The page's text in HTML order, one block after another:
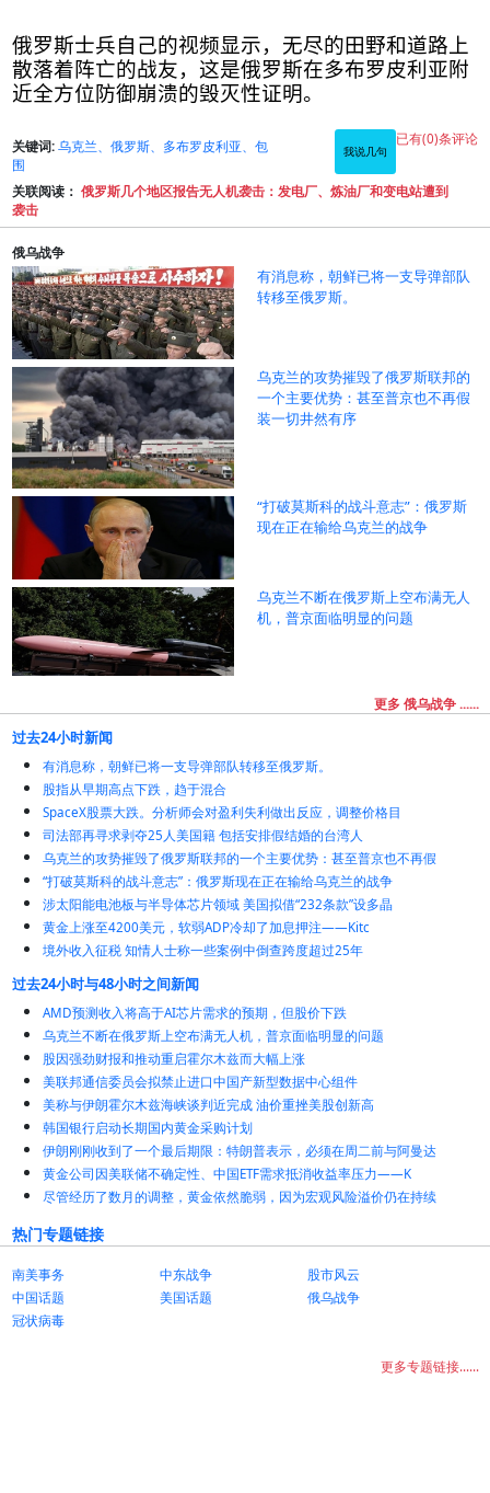
俄罗斯士兵自己的视频显示，无尽的田野和道路上
散落着阵亡的战友，这是俄罗斯在多布罗皮利亚附
近全方位防御崩溃的毁灭性证明。
关键词: 乌克兰、俄罗斯、多布罗皮利亚、包
围
我说几句
已有(0)条评论
关联阅读： 俄罗斯几个地区报告无人机袭击：发电厂、炼油厂和变电站遭到
袭击
俄乌战争
有消息称，朝鲜已将一支导弹部队
转移至俄罗斯。
乌克兰的攻势摧毁了俄罗斯联邦的
一个主要优势：甚至普京也不再假
装一切井然有序
“打破莫斯科的战斗意志”：俄罗斯
现在正在输给乌克兰的战争
乌克兰不断在俄罗斯上空布满无人
机，普京面临明显的问题
更多 俄乌战争 ......
过去24小时新闻
有消息称，朝鲜已将一支导弹部队转移至俄罗斯。
股指从早期高点下跌，趋于混合
SpaceX股票大跌。分析师会对盈利失利做出反应，调整价格目
司法部再寻求剥夺25人美国籍 包括安排假结婚的台湾人
乌克兰的攻势摧毁了俄罗斯联邦的一个主要优势：甚至普京也不再假
“打破莫斯科的战斗意志”：俄罗斯现在正在输给乌克兰的战争
涉太阳能电池板与半导体芯片领域 美国拟借“232条款”设多晶
黄金上涨至4200美元，软弱ADP冷却了加息押注——Kitc
境外收入征税 知情人士称一些案例中倒查跨度超过25年
过去24小时与48小时之间新闻
AMD预测收入将高于AI芯片需求的预期，但股价下跌
乌克兰不断在俄罗斯上空布满无人机，普京面临明显的问题
股因强劲财报和推动重启霍尔木兹而大幅上涨
美联邦通信委员会拟禁止进口中国产新型数据中心组件
美称与伊朗霍尔木兹海峡谈判近完成 油价重挫美股创新高
韩国银行启动长期国内黄金采购计划
伊朗刚刚收到了一个最后期限：特朗普表示，必须在周二前与阿曼达
黄金公司因美联储不确定性、中国ETF需求抵消收益率压力——K
尽管经历了数月的调整，黄金依然脆弱，因为宏观风险溢价仍在持续
热门专题链接
南美事务 中东战争
股市风云
中国话题
美国话题
俄乌战争
冠状病毒
更多专题链接......